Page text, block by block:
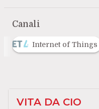
Canali
Internet of Things
VITA DA CIO